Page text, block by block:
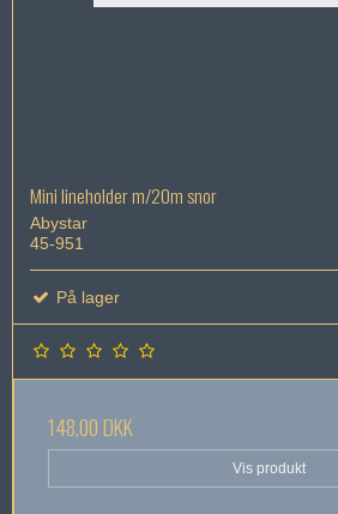
Mini lineholder m/20m snor
Abystar
45-951
På lager
148,00 DKK
Vis produkt